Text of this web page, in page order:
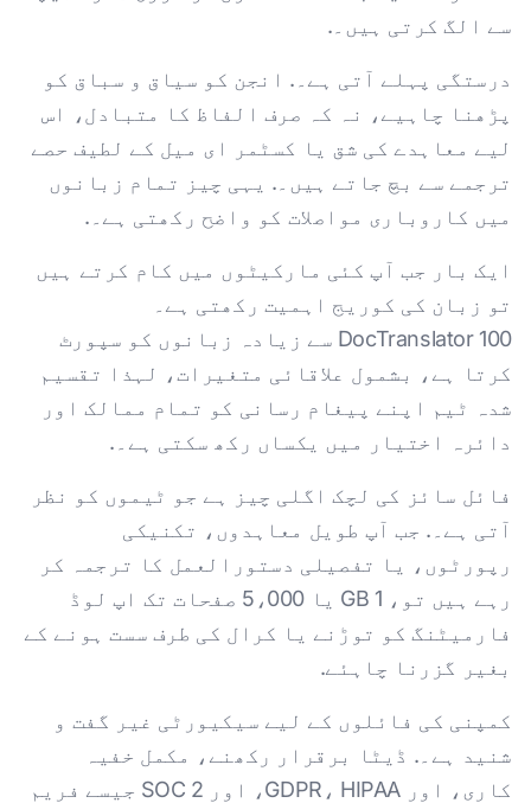
سے الگ کرتی ہیں۔.
درستگی پہلے آتی ہے۔. انجن کو سیاق و سباق کو
پڑھنا چاہیے، نہ کہ صرف الفاظ کا متبادل، اس
لیے معاہدے کی شق یا کسٹمر ای میل کے لطیف حصے
ترجمے سے بچ جاتے ہیں۔. یہی چیز تمام زبانوں
میں کاروباری مواصلات کو واضح رکھتی ہے۔.
ایک بار جب آپ کئی مارکیٹوں میں کام کرتے ہیں
تو زبان کی کوریج اہمیت رکھتی ہے۔
DocTranslator 100 سے زیادہ زبانوں کو سپورٹ
کرتا ہے، بشمول علاقائی متغیرات، لہذا تقسیم
شدہ ٹیم اپنے پیغام رسانی کو تمام ممالک اور
دائرہ اختیار میں یکساں رکھ سکتی ہے۔.
فائل سائز کی لچک اگلی چیز ہے جو ٹیموں کو نظر
آتی ہے۔. جب آپ طویل معاہدوں، تکنیکی
رپورٹوں، یا تفصیلی دستورالعمل کا ترجمہ کر
رہے ہیں تو، 1 GB یا 5،000 صفحات تک اپ لوڈ
فارمیٹنگ کو توڑنے یا کرال کی طرف سست ہونے کے
بغیر گزرنا چاہئے.
کمپنی کی فائلوں کے لیے سیکیورٹی غیر گفت و
شنید ہے۔. ڈیٹا برقرار رکھنے، مکمل خفیہ
کاری، اور GDPR، HIPAA، اور SOC 2 جیسے فریم